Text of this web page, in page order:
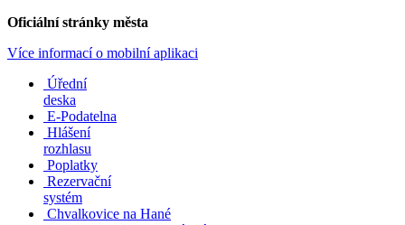
Oficiální stránky města
Více informací o mobilní aplikaci
Úřední
deska
E-Podatelna
Hlášení
rozhlasu
Poplatky
Rezervační
systém
Chvalkovice na Hané